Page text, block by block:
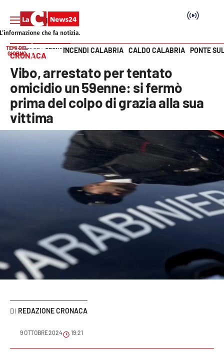
SEZIONI
Cronaca
Politica
Sport
Cultura
Podcast
Meteo
Vai
TEMI DEL
GIORNO
INCENDI CALABRIA CALDO CALABRIA PONTE
HOME PAGE CRONACA
CRONACA
Vibo, arrestato per tentato
omicidio un 59enne: si fermò
prima del colpo di grazia alla sua
vittima
REDAZIONE CRONACA
9 OTTOBRE 2024 19:21